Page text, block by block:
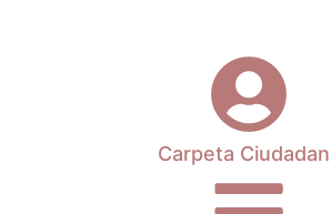
Carpeta